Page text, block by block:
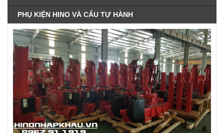
PHỤ KIỆN HINO VÀ CẨU TỰ HÀNH